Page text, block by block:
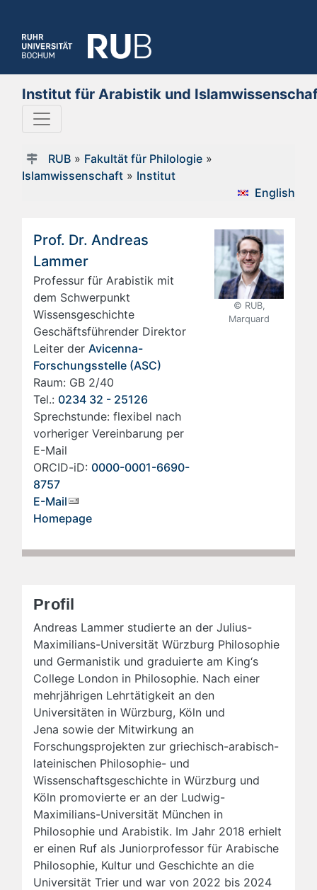
Institut für Arabistik und
RUB» Fakultät für Philologie»
Islamwissenschaft » Institut
English
Prof. Dr. Andreas
Lammer
Professur für Arabistik mit
dem Schwerpunkt
Wissensgeschichte
Geschäftsführender Direktor
Leiter der Avicenna-
Forschungsstelle (ASC)
Raum: GB 2/40
Tel.: 0234 32 - 25126
Sprechstunde: flexibel nach
vorheriger Vereinbarung per
E-Mail
ORCID-iD: 0000-0001-6690-
8757
E-Mail
Homepage
© RUB,
Marquard
Profil
Andreas Lammer studierte an der Julius-
Maximilians-Universität Würzburg Philosophie
und Germanistik und graduierte am King‘s
College London in Philosophie. Nach einer
mehrjährigen Lehrtätigkeit an den
Universitäten in Würzburg, Köln und
Jena sowie der Mitwirkung an
Forschungsprojekten zur griechisch-arabisch-
lateinischen Philosophie- und
Wissenschaftsgeschichte in Würzburg und
Köln promovierte er an der Ludwig-
Maximilians-Universität München in
Philosophie und Arabistik. Im Jahr 2018 erhielt
er einen Ruf als Juniorprofessor für Arabische
Philosophie, Kultur und Geschichte an die
Universität Trier und war von 2022 bis 2024